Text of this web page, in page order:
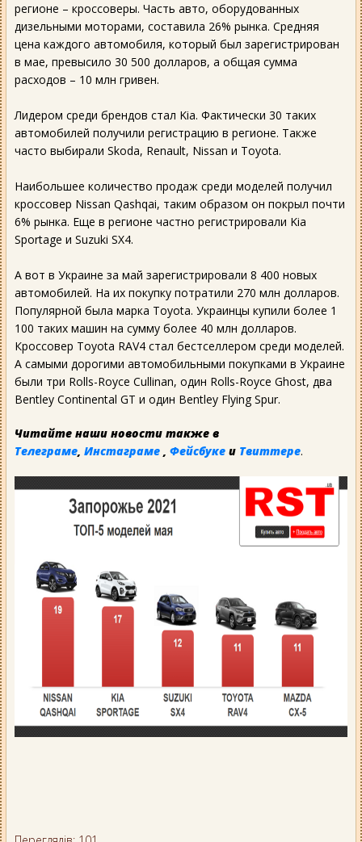
регионе – кроссоверы. Часть авто, оборудованных
дизельными моторами, составила 26% рынка. Средняя
цена каждого автомобиля, который был зарегистрирован
в мае, превысило 30 500 долларов, а общая сумма
расходов – 10 млн гривен.
Лидером среди брендов стал Kia. Фактически 30 таких
автомобилей получили регистрацию в регионе. Также
часто выбирали Skoda, Renault, Nissan и Toyota.
Наибольшее количество продаж среди моделей получил
кроссовер Nissan Qashqai, таким образом он покрыл почти
6% рынка. Еще в регионе частно регистрировали Kia
Sportage и Suzuki SX4.
А вот в Украине за май зарегистрировали 8 400 новых
автомобилей. На их покупку потратили 270 млн долларов.
Популярной была марка Toyota. Украинцы купили более 1
100 таких машин на сумму более 40 млн долларов.
Кроссовер Toyota RAV4 стал бестселлером среди моделей.
А самыми дорогими автомобильными покупками в Украине
были три Rolls-Royce Cullinan, один Rolls-Royce Ghost, два
Bentley Continental GT и один Bentley Flying Spur.
Читайте наши новости также в
Телеграме, Инстаграме , Фейсбуке и Твиттере.